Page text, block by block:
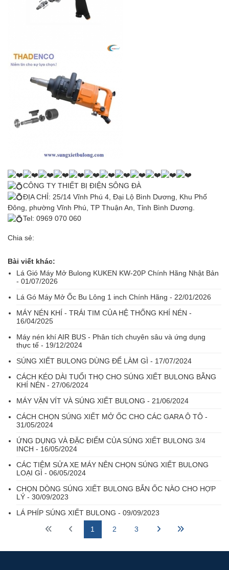
CÔNG TY THIẾT BỊ ĐIỆN SÔNG ĐÀ
ĐỊA CHỈ: 25/14 Vĩnh Phú 4, Đại Lộ Bình Dương, Khu Phố
Đông, phường Vĩnh Phú, TP Thuận An, Tỉnh Bình Dương.
Tel: 0969 070 060
Chia sẻ:
Bài viết khác:
Lá Gió Máy Mở Bulong KUKEN KW-20P Chính Hãng Nhật Bản
- 01/07/2026
Lá Gó Máy Mở Ốc Bu Lông 1 inch Chính Hãng - 22/01/2026
MÁY NÉN KHÍ - TRÁI TIM CỦA HỆ THỐNG KHÍ NÉN -
16/04/2025
Máy nén khí AIR BUS - Phân tích chuyên sâu và ứng dụng
thực tế - 19/12/2024
SÚNG XIẾT BULONG DÙNG ĐỂ LÀM GÌ - 17/07/2024
CÁCH KÉO DÀI TUỔI THỌ CHO SÚNG XIẾT BULONG BẰNG
KHÍ NÉN - 27/06/2024
MÁY VẶN VÍT VÀ SÚNG XIẾT BULONG - 21/06/2024
CÁCH CHỌN SÚNG XIẾT MỞ ỐC CHO CÁC GARA Ô TÔ -
31/05/2024
ỨNG DỤNG VÀ ĐẶC ĐIỂM CỦA SÚNG XIẾT BULONG 3/4
INCH - 16/05/2024
CÁC TIỆM SỬA XE MÁY NÊN CHỌN SÚNG XIẾT BULONG
LOẠI GÌ - 06/05/2024
CHỌN DÒNG SÚNG XIẾT BULONG BẮN ỐC NÀO CHO HỢP
LÝ - 30/09/2023
LÁ PHÍP SÚNG XIẾT BULONG - 09/09/2023
1
2 3